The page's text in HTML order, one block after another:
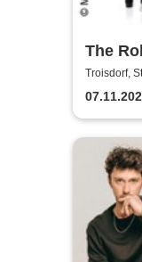
The
Troisdorf,